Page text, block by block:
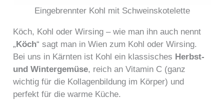
Eingebrennter Kohl mit Schweinskotelette
Köch, Kohl oder Wirsing – wie man ihn auch nennt
„ Köch“ sagt man in Wien zum Kohl oder Wirsing.
Bei uns in Kärnten ist Kohl ein klassisches Herbst-
und Wintergemüse, reich an Vitamin C (ganz
wichtig für die Kollagenbildung im Körper) und
perfekt für die warme Küche.